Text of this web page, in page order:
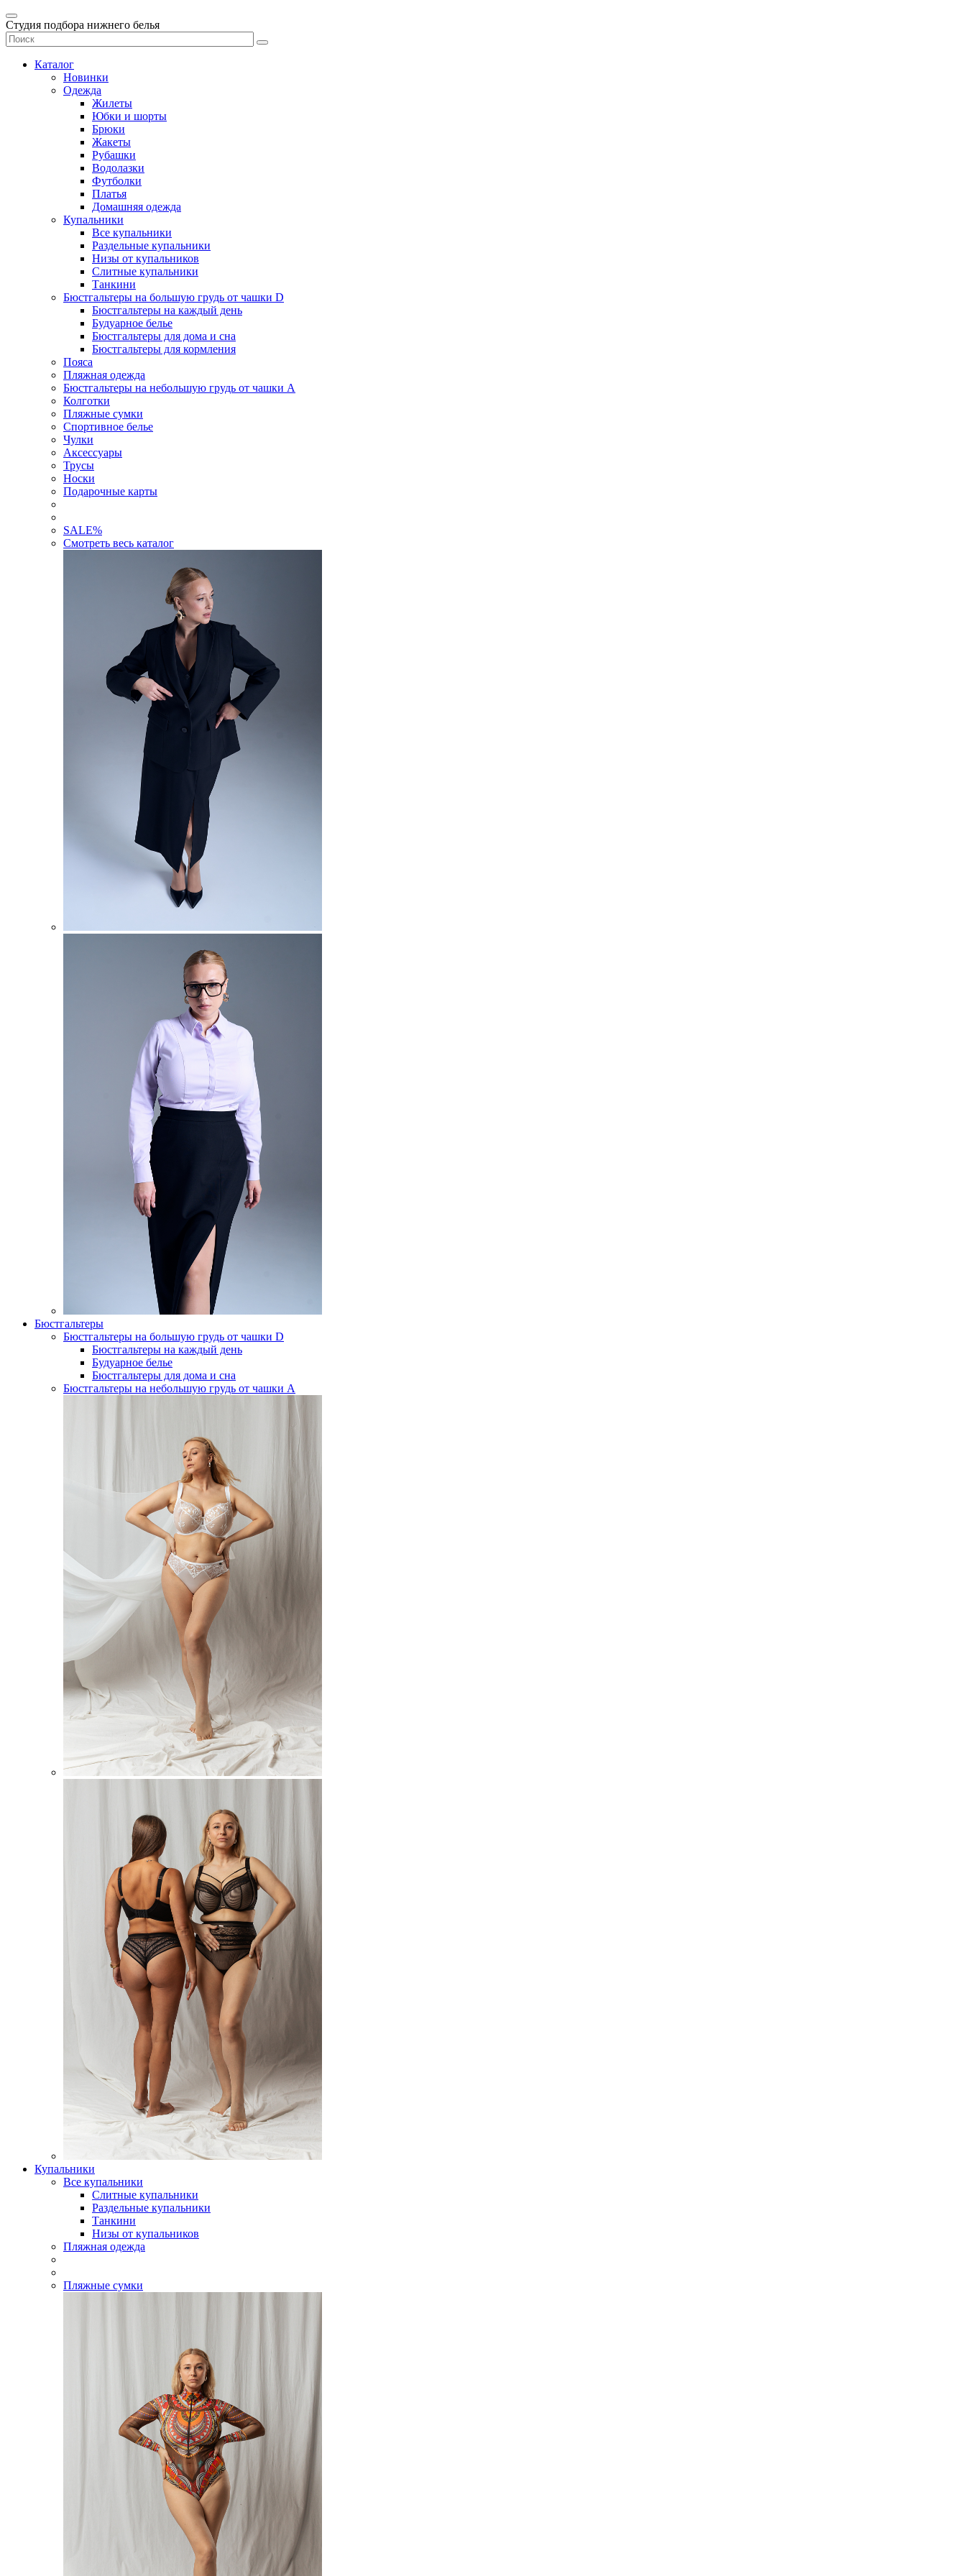
Студия подбора нижнего белья
Каталог
Новинки
Одежда
Жилеты
Юбки и шорты
Брюки
Жакеты
Рубашки
Водолазки
Футболки
Платья
Домашняя одежда
Купальники
Все купальники
Раздельные купальники
Низы от купальников
Слитные купальники
Танкини
Бюстгальтеры на большую грудь от чашки D
Бюстгальтеры на каждый день
Будуарное белье
Бюстгальтеры для дома и сна
Бюстгальтеры для кормления
Пояса
Пляжная одежда
Бюстгальтеры на небольшую грудь от чашки А
Колготки
Пляжные сумки
Спортивное белье
Чулки
Аксессуары
Трусы
Носки
Подарочные карты
SALE%
Смотреть весь каталог
Бюстгальтеры
Бюстгальтеры на большую грудь от чашки D
Бюстгальтеры на каждый день
Будуарное белье
Бюстгальтеры для дома и сна
Бюстгальтеры на небольшую грудь от чашки А
Купальники
Все купальники
Слитные купальники
Раздельные купальники
Танкини
Низы от купальников
Пляжная одежда
Пляжные сумки